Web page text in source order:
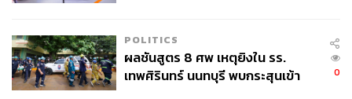
POLITICS
ผลชันสูตร 8 ศพ เหตุยิงใน รร.
เทพศิรินทร์ นนทบุรี พบกระสุนเข้า
0